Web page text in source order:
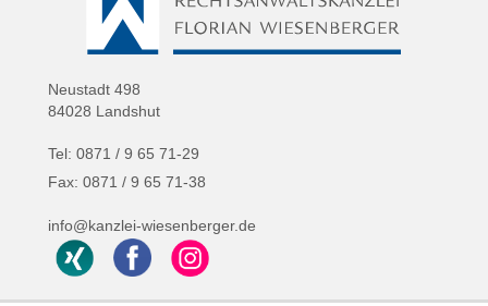
Neustadt 498
84028 Landshut
Tel: 0871 / 9 65 71-29
Fax: 0871 / 9 65 71-38
info@kanzlei-wiesenberger.de